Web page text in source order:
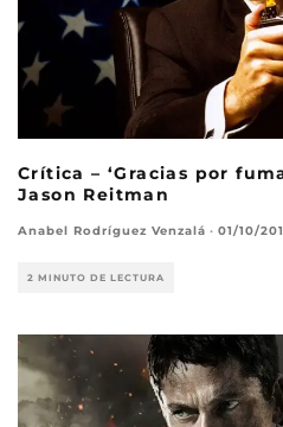
Crítica – ‘Gracias por
Jason Reitman
Anabel Rodríguez Venzalá · 01/10/
2 MINUTO DE LECTURA